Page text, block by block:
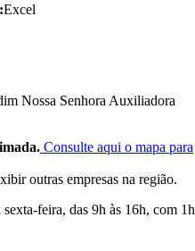
Excel
Nossa Senhora Auxiliadora
Consulte aqui o mapa para
outras empresas na região.
sexta-feira, das 9h às 16h, com 1h